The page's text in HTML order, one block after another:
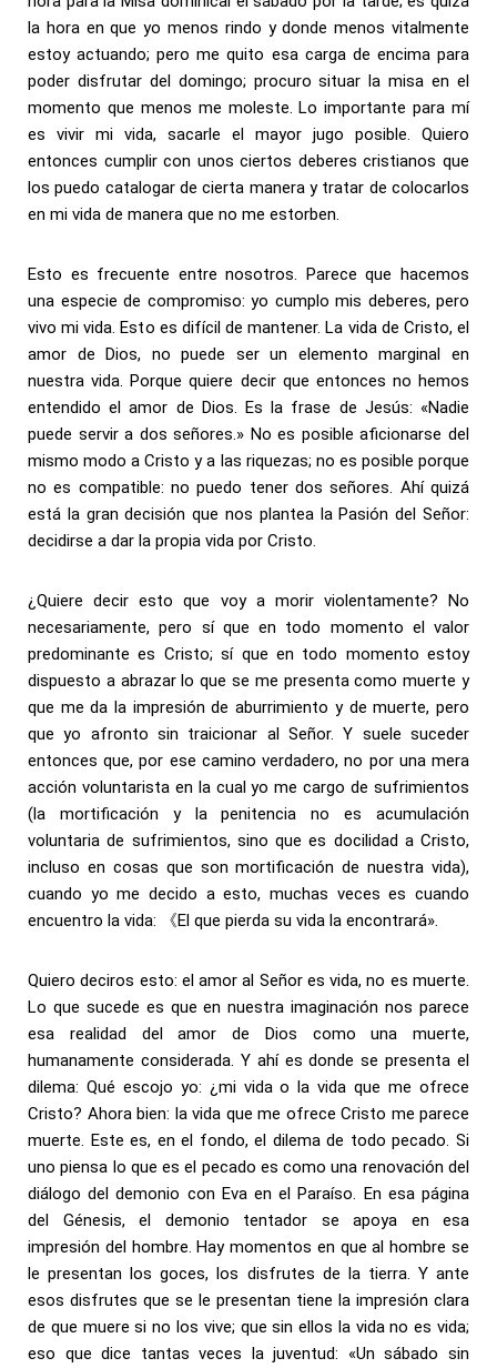
la hora en que yo menos rindo y donde menos vitalmente
estoy actuando; pero me quito esa carga de encima para
poder disfrutar del domingo; procuro situar la misa en el
momento que menos me moleste. Lo importante para mí
es vivir mi vida, sacarle el mayor jugo posible. Quiero
entonces cumplir con unos ciertos deberes cristianos que
los puedo catalogar de cierta manera y tratar de colocarlos
en mi vida de manera que no me estorben.
Esto es frecuente entre nosotros. Parece que hacemos
una especie de compromiso: yo cumplo mis deberes, pero
vivo mi vida. Esto es difícil de mantener. La vida de Cristo, el
amor de Dios, no puede ser un elemento marginal en
nuestra vida. Porque quiere decir que entonces no hemos
entendido el amor de Dios. Es la frase de Jesús: «Nadie
puede servir a dos señores.» No es posible aficionarse del
mismo modo a Cristo y a las riquezas; no es posible porque
no es compatible: no puedo tener dos señores. Ahí quizá
está la gran decisión que nos plantea la Pasión del Señor:
decidirse a dar la propia vida por Cristo.
¿Quiere decir esto que voy a morir violentamente? No
necesariamente, pero sí que en todo momento el valor
predominante es Cristo; sí que en todo momento estoy
dispuesto a abrazar lo que se me presenta como muerte y
que me da la impresión de aburrimiento y de muerte, pero
que yo afronto sin traicionar al Señor. Y suele suceder
entonces que, por ese camino verdadero, no por una mera
acción voluntarista en la cual yo me cargo de sufrimientos
(la mortificación y la penitencia no es acumulación
voluntaria de sufrimientos, sino que es docilidad a Cristo,
incluso en cosas que son mortificación de nuestra vida),
cuando yo me decido a esto, muchas veces es cuando
encuentro la vida: 《El que pierda su vida la encontrará».
Quiero deciros esto: el amor al Señor es vida, no es muerte.
Lo que sucede es que en nuestra imaginación nos parece
esa realidad del amor de Dios como una muerte,
humanamente considerada. Y ahí es donde se presenta el
dilema: Qué escojo yo: ¿mi vida o la vida que me ofrece
Cristo? Ahora bien: la vida que me ofrece Cristo me parece
muerte. Este es, en el fondo, el dilema de todo pecado. Si
uno piensa lo que es el pecado es como una renovación del
diálogo del demonio con Eva en el Paraíso. En esa página
del Génesis, el demonio tentador se apoya en esa
impresión del hombre. Hay momentos en que al hombre se
le presentan los goces, los disfrutes de la tierra. Y ante
esos disfrutes que se le presentan tiene la impresión clara
de que muere si no los vive; que sin ellos la vida no es vida;
eso que dice tantas veces la juventud: «Un sábado sin